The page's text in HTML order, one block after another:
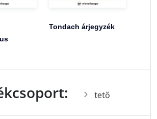
Tondach árjegyzék
tető